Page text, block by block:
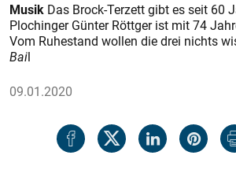
Musik Das Brock-Terzett gibt es seit 60
Plochinger Günter Röttger ist mit 74
Vom Ruhestand wollen die drei nichts
Bail
09.01.2020